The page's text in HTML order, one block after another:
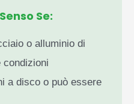
Se:
o alluminio di
condizioni
a disco o può essere